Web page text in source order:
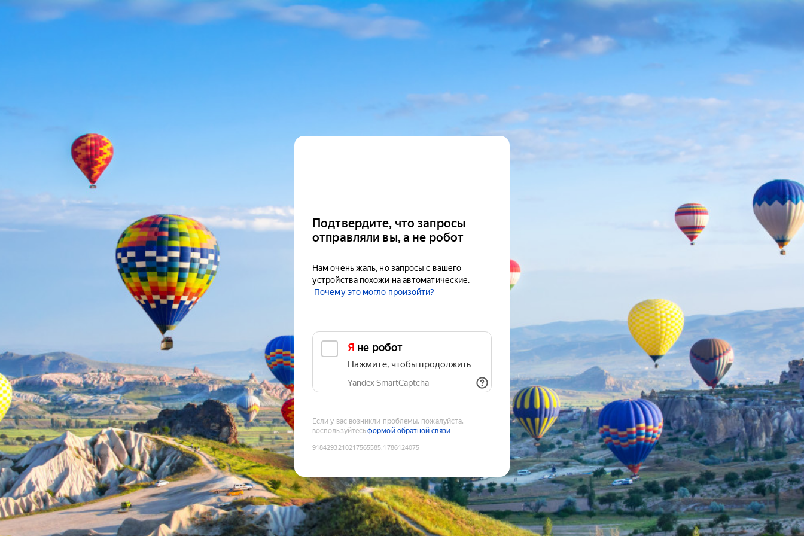
Подтвердите, что запросы
отправляли вы, а не робот
Нам очень жаль, но запросы с вашего
устройства похожи на автоматические.
Почему это могло произойти?
Я не робот
Нажмите, чтобы продолжить
Yandex SmartCaptcha
Если у вас возникли проблемы, пожалуйста,
воспользуйтесьформой обратной связи
9184293210217565585:1786124075